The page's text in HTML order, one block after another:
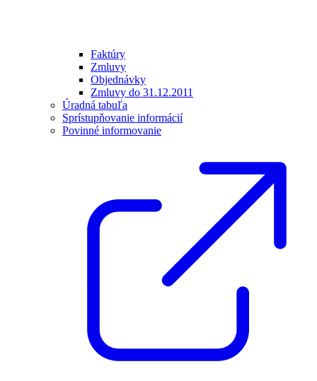
Faktúry
Zmluvy
Objednávky
Zmluvy do 31.12.2011
Úradná tabuľa
Sprístupňovanie informácií
Povinné informovanie